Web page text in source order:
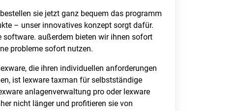
sie jetzt ganz bequem das programm
– unser innovatives konzept sorgt dafür.
außerdem bieten wir ihnen sofort
probleme sofort nutzen.
die ihren individuellen anforderungen
ist lexware taxman für selbstständige
anlagenverwaltung pro oder lexware
nicht länger und profitieren sie von